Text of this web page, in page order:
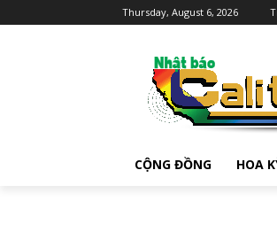
Thursday, August 6, 2026
CỘNG ĐỒNG HOA